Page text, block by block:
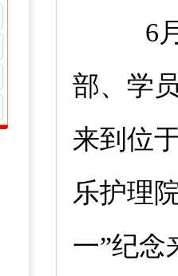
6
部、学
来到位
乐护理
一”纪念